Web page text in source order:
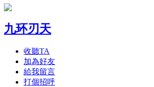
九环刃天
收聽TA
加為好友
給我留言
打個招呼